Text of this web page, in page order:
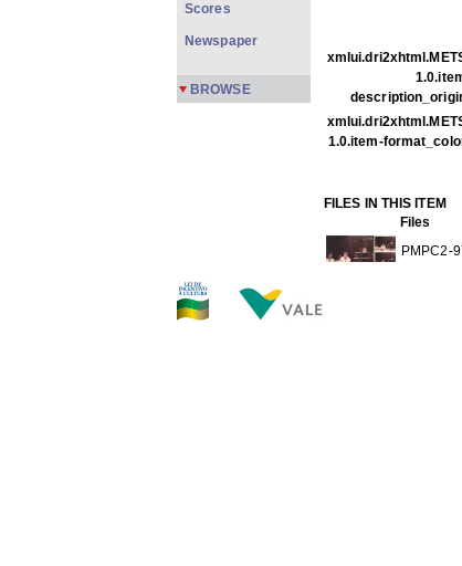
1.0.item-
FILES IN THIS ITEM
Files
PMPC2-
Scores
Newspaper
BROWSE